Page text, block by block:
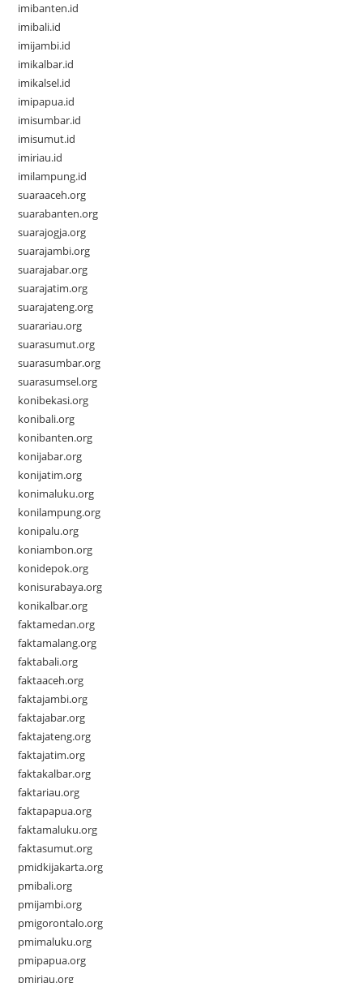
imibanten.id
imibali.id
imijambi.id
imikalbar.id
imikalsel.id
imipapua.id
imisumbar.id
imisumut.id
imiriau.id
imilampung.id
suaraaceh.org
suarabanten.org
suarajogja.org
suarajambi.org
suarajabar.org
suarajatim.org
suarajateng.org
suarariau.org
suarasumut.org
suarasumbar.org
suarasumsel.org
konibekasi.org
konibali.org
konibanten.org
konijabar.org
konijatim.org
konimaluku.org
konilampung.org
konipalu.org
koniambon.org
konidepok.org
konisurabaya.org
konikalbar.org
faktamedan.org
faktamalang.org
faktabali.org
faktaaceh.org
faktajambi.org
faktajabar.org
faktajateng.org
faktajatim.org
faktakalbar.org
faktariau.org
faktapapua.org
faktamaluku.org
faktasumut.org
pmidkijakarta.org
pmibali.org
pmijambi.org
pmigorontalo.org
pmimaluku.org
pmipapua.org
pmiriau.org